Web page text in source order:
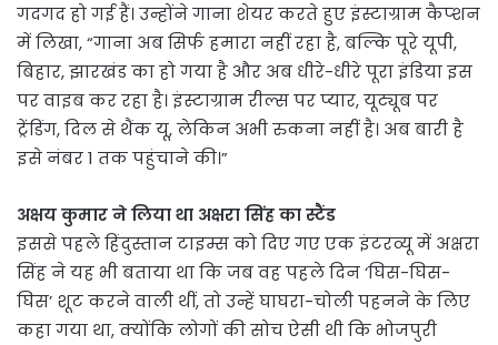
गदगद हो गई हैं। उन्होंने गाना शेयर करते हुए इंस्टाग्राम कैप्शन
में लिखा, “गाना अब सिर्फ हमारा नहीं रहा है, बल्कि पूरे यूपी,
बिहार, झारखंड का हो गया है और अब धीरे-धीरे पूरा इंडिया इस
पर वाइब कर रहा है। इंस्टाग्राम रील्स पर प्यार, यूट्यूब पर
ट्रेंडिंग, दिल से थैंक यू, लेकिन अभी रुकना नहीं है। अब बारी है
इसे नंबर 1 तक पहुंचाने की।”
अक्षय कुमार ने लिया था अक्षरा सिंह का स्टैंड
इससे पहले हिंदुस्तान टाइम्स को दिए गए एक इंटरव्यू में अक्षरा
सिंह ने यह भी बताया था कि जब वह पहले दिन ‘घिस-घिस-
घिस’ शूट करने वाली थीं, तो उन्हें घाघरा-चोली पहनने के लिए
कहा गया था, क्योंकि लोगों की सोच ऐसी थी कि भोजपुरी